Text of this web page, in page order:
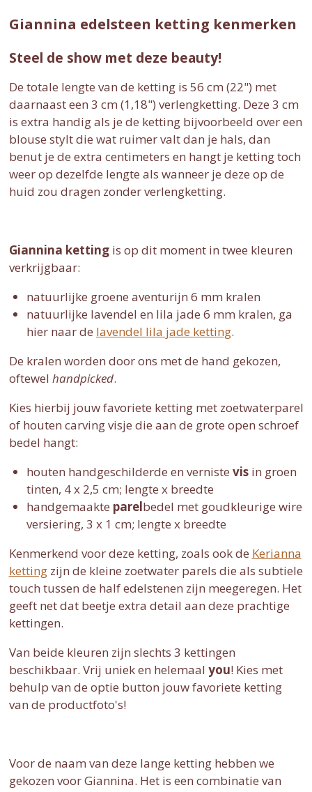
n
n
Giannina edelsteen ketting kenmerken
Steel de show met deze beauty!
De totale lengte van de ketting is 56 cm (22") met
daarnaast een 3 cm (1,18") verlengketting. Deze 3 cm
is extra handig als je de ketting bijvoorbeeld over een
blouse stylt die wat ruimer valt dan je hals, dan
benut je de extra centimeters en hangt je ketting toch
weer op dezelfde lengte als wanneer je deze op de
huid zou dragen zonder verlengketting.
Giannina kettingis op dit moment in twee kleuren
verkrijgbaar:
natuurlijke groene aventurijn 6 mm kralen
natuurlijke lavendel en lila jade 6 mm kralen, ga
hier naar de lavendel lila jade ketting.
De kralen worden door ons met de hand gekozen,
oftewel handpicked.
Kies hierbij jouw favoriete ketting met zoetwaterparel
of houten carving visje die aan de grote open schroef
bedel hangt:
houten handgeschilderde en verniste vis in groen
tinten, 4 x 2,5 cm; lengte x breedte
handgemaakte parelbedel met goudkleurige wire
versiering, 3 x 1 cm; lengte x breedte
Kenmerkend voor deze ketting, zoals ook de Kerianna
kettingzijn de kleine zoetwater parels die als subtiele
touch tussen de half edelstenen zijn meegeregen. Het
geeft net dat beetje extra detail aan deze prachtige
kettingen.
Van beide kleuren zijn slechts 3 kettingen
beschikbaar. Vrij uniek en helemaal you! Kies met
behulp van de optie button jouw favoriete ketting
van de productfoto's!
Voor de naam van deze lange ketting hebben we
gekozen voor Giannina. Het is een combinatie van